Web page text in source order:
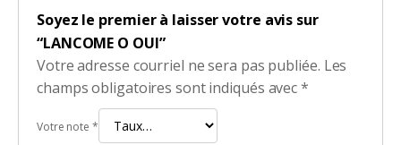
Soyez le premier à laisser votre avis sur
“LANCOME O OUI”
Votre adresse courriel ne sera pas publiée. Les
champs obligatoires sont indiqués avec*
Votre note *